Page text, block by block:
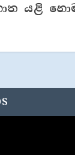
යළි